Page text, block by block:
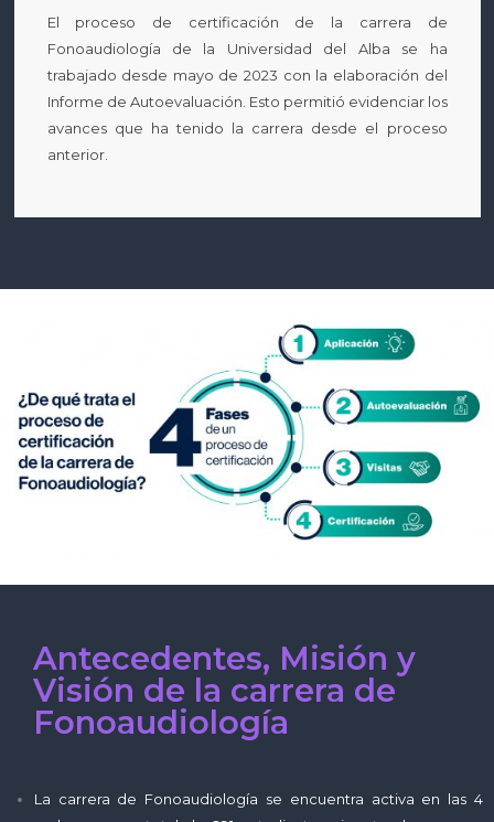
El proceso de certificación de la carrera de
Fonoaudiología de la Universidad del Alba se ha
trabajado desde mayo de 2023 con la elaboración del
Informe de Autoevaluación. Esto permitió evidenciar los
avances que ha tenido la carrera desde el proceso
anterior.
Antecedentes, Misión y
Visión de la carrera de
Fonoaudiología
La carrera de Fonoaudiología se encuentra activa en las 4